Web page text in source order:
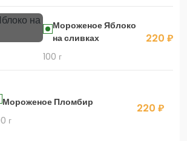
Мороженое Яблоко
на сливках
100 г
220 ₽
Мороженое Пломбир
г
220 ₽